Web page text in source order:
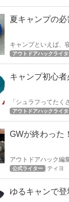
夏キャンプの必
キャンプといえば、
に合わせてシュラフを用意する必要があります
アウトドアハックライ
キャンプ初心
「シュラフってた
ばいいのか最初の内
アウトドアハックライ
GWが終わった
アウトドアハック編集部より 平成から令和に変わり、夢の10連休も終わりました。
まれた方も多いので
公式ライター ティヨ
ゆるキャンで登